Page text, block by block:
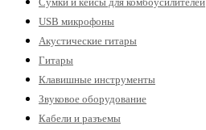
USB микрофоны
Акустические гитары
Гитары
Клавишные инструменты
Звуковое оборудование
Кабели и разъемы